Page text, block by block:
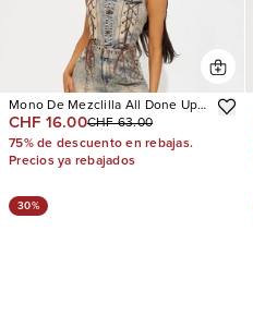
Mono De Mezclilla All Done Up
Washed
CHF 16.00CHF 63.00
75% de descuento en rebajas.
Precios ya rebajados
30%